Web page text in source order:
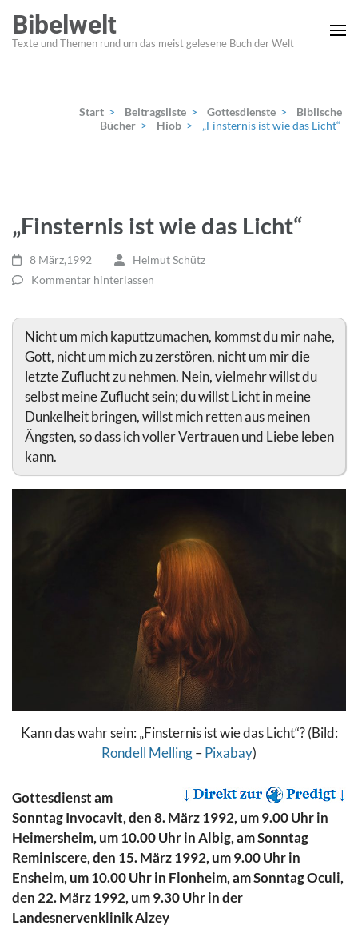
Inhalt
springen
Bibelwelt
Texte und Themen rund um das meist gelesene Buch der Welt
Start > Beitragsliste > Gottesdienste >
Biblische
Bücher > Hiob > „Finsternis ist wie das Licht“
„Finsternis ist wie das Licht“
8 März,1992
Helmut Schütz
Kommentar hinterlassen
Nicht um mich kaputtzumachen, kommst du mir nahe,
Gott, nicht um mich zu zerstören, nicht um mir die
letzte Zuflucht zu nehmen. Nein, vielmehr willst du
selbst meine Zuflucht sein; du willst Licht in meine
Dunkelheit bringen, willst mich retten aus meinen
Ängsten, so dass ich voller Vertrauen und Liebe leben
kann.
Kann das wahr sein: „Finsternis ist wie das Licht“? (Bild:
Rondell Melling–Pixabay)
Gottesdienst am
Sonntag Invocavit, den 8. März 1992, um 9.00 Uhr in
Heimersheim, um 10.00 Uhr in Albig, am Sonntag
Reminiscere, den 15. März 1992, um 9.00 Uhr in
Ensheim, um 10.00 Uhr in Flonheim, am Sonntag Oculi,
den 22. März 1992, um 9.30 Uhr in der
Landesnervenklinik Alzey